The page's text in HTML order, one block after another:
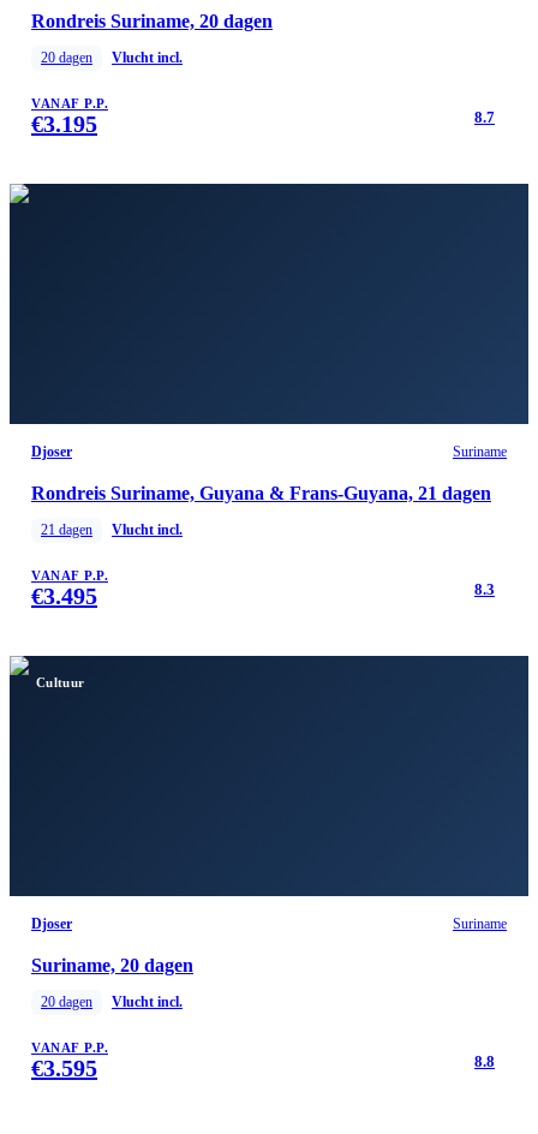
Rondreis Suriname, 20 dagen
20 dagen Vlucht incl.
VANAF P.P.
€3.195 8.7
Djoser Suriname
Rondreis Suriname, Guyana & Frans-Guyana, 21 dagen
21 dagen Vlucht incl.
VANAF P.P.
€3.495 8.3
Cultuur
Djoser Suriname
Suriname, 20 dagen
20 dagen Vlucht incl.
VANAF P.P.
€3.595 8.8